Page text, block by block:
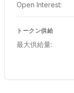
Open Interest:
トークン供給
最大供給量: